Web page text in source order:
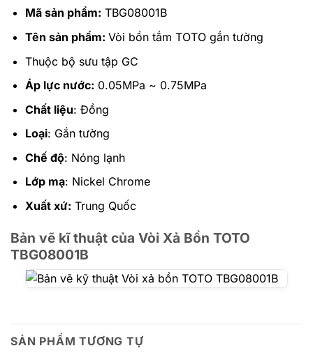
Mã sản phẩm: TBG08001B
Tên sản phẩm: Vòi bồn tắm TOTO gắn tường
Thuộc bộ sưu tập GC
Áp lực nước: 0.05MPa ~ 0.75MPa
Chất liệu: Đồng
Loại: Gắn tường
Chế độ: Nóng lạnh
Lớp mạ: Nickel Chrome
Xuất xứ: Trung Quốc
Bản vẽ kĩ thuật của Vòi Xả Bồn TOTO
TBG08001B
SẢN PHẨM TƯƠNG TỰ